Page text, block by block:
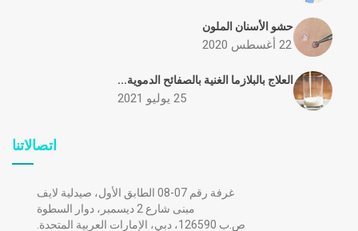
حشو الأسنان الملون
22 أغسطس 2020
العلاج بالبلازما الغنية بالصفائح الدموية...
25 يوليو 2021
اتصالاتنا
غرفة رقم 07-08 الطابق الأول، صيدلية لايف
مبنى شارع 2 ديسمبر، دوار السطوة
ص.ب 126590، دبي، الإمارات العربية المتحدة.